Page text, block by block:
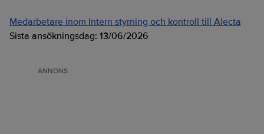
Medarbetare inom Intern styrning och kontroll till Alecta
Sista ansökningsdag: 13/06/2026
ANNONS